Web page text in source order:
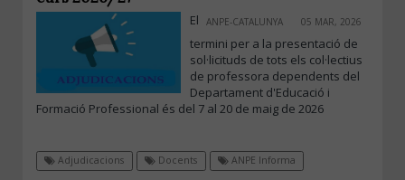
ANPE-CATALUNYA 05 MAR, 2026
El
termini per a la presentació de
sol·licituds de tots els col·lectius
de professora dependents del
Departament d'Educació i
Formació Professional és del 7 al 20 de maig de 2026
Adjudicacions Docents ANPE Informa